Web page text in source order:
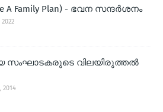
A Family Plan) - ഭവന സന്ദര്‍ശനം
വിലയിരുത്തല്‍